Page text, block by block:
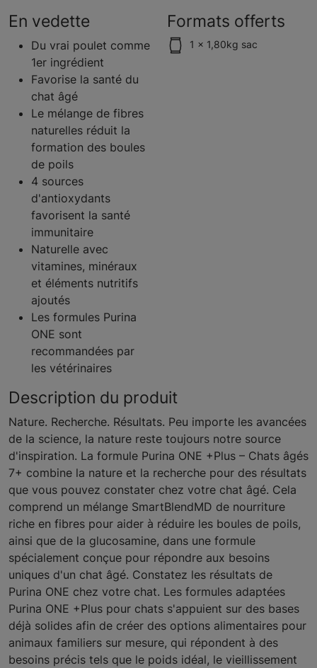
En vedette
Du vrai poulet comme
1er ingrédient
Favorise la santé du
chat âgé
Le mélange de fibres
naturelles réduit la
formation des boules
de poils
4 sources
d'antioxydants
favorisent la santé
immunitaire
Naturelle avec
vitamines, minéraux
et éléments nutritifs
ajoutés
Les formules Purina
ONE sont
recommandées par
les vétérinaires
Formats offerts
1 x 1,80kg sac
Description du produit
Nature. Recherche. Résultats. Peu importe les avancées
de la science, la nature reste toujours notre source
d'inspiration. La formule Purina ONE +Plus – Chats âgés
7+ combine la nature et la recherche pour des résultats
que vous pouvez constater chez votre chat âgé. Cela
comprend un mélange SmartBlendMD de nourriture
riche en fibres pour aider à réduire les boules de poils,
ainsi que de la glucosamine, dans une formule
spécialement conçue pour répondre aux besoins
uniques d'un chat âgé. Constatez les résultats de
Purina ONE chez votre chat. Les formules adaptées
Purina ONE +Plus pour chats s'appuient sur des bases
déjà solides afin de créer des options alimentaires pour
animaux familiers sur mesure, qui répondent à des
besoins précis tels que le poids idéal, le vieillissement